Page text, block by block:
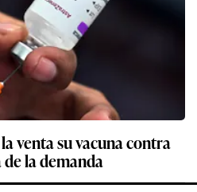
venta su vacuna contra
de la demanda